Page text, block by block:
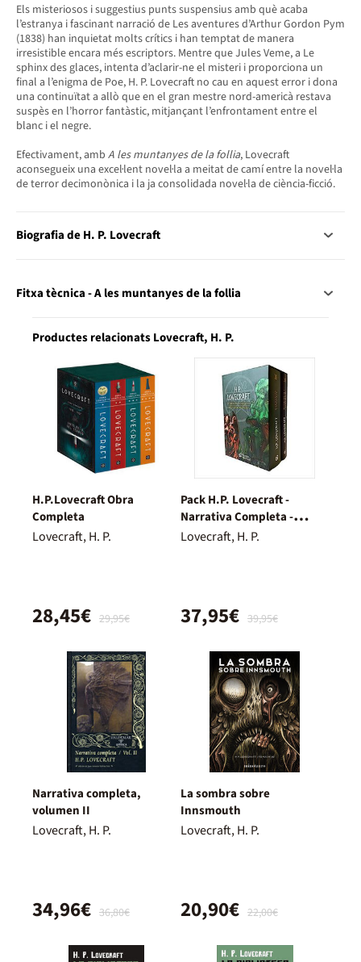
Els misteriosos i suggestius punts suspensius amb què acaba
l’estranya i fascinant narració de Les aventures d’Arthur Gordon Pym
(1838) han inquietat molts crítics i han temptat de manera
irresistible encara més escriptors. Mentre que Jules Veme, a Le
sphinx des glaces, intenta d’aclarir-ne el misteri i proporciona un
final a l’enigma de Poe, H. P. Lovecraft no cau en aquest error i dona
una continuïtat a allò que en el gran mestre nord-americà restava
suspès en l’horror fantàstic, mitjançant l’enfrontament entre el
blanc i el negre.
Efectivament, amb A les muntanyes de la follia, Lovecraft
aconsegueix una excel·lent novel·la a meitat de camí entre la novel·la
de terror decimonònica i la ja consolidada novel·la de ciència-ficció.
Biografia de H. P. Lovecraft
Fitxa tècnica - A les muntanyes de la follia
Productes relacionats Lovecraft, H. P.
H.P.Lovecraft Obra
Completa
Lovecraft, H. P.
29,95€
28,45€
Pack H.P. Lovecraft -
Narrativa Completa -
Mitología y Bestiario
Lovecraft, H. P.
39,95€
37,95€
Narrativa completa,
volumen II
Lovecraft, H. P.
36,80€
34,96€
La sombra sobre
Innsmouth
Lovecraft, H. P.
22,00€
20,90€